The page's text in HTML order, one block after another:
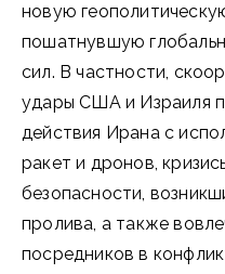
новую
пошатнувшую
сил. В частности,
удары США и Израиля
действия Ирана с
ракет и дронов,
безопасности,
пролива, а также
посредников в